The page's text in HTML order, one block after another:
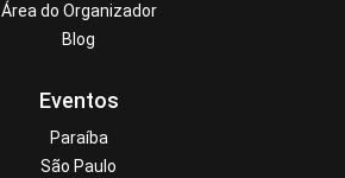
Área do Organizador
Blog
Eventos
Paraíba
São Paulo